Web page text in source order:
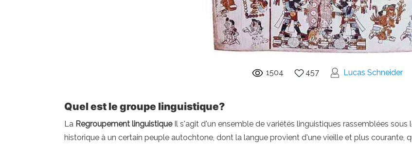
1504 457 Lucas Schneider
Quel est le groupe linguistique?
La Regroupement linguistiqueIl s'agit d'un ensemble de variétés linguistiques rassemblées sous
historique à un certain peuple autochtone, dont la langue provient d'une vieille et plus courante,